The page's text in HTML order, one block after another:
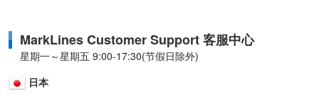
MarkLines Customer Support 客服中心
星期一～星期五 9:00-17:30(节假日除外)
日本